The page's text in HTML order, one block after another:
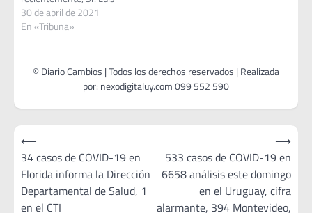
Monesco dirigente de Liga
de Dolores y ex Presidente
ex dirigente del Sector
Maldonado Interior.
ASUNTOS ENTRADOS Club
Maracaná de Liga de
Tarariras solicita…
30 de abril de 2021
En «Tribuna»
Navegación
de
entradas
⟵
34 casos de COVID-19 en
Florida informa la Dirección
Departamental de Salud, 1
en el CTI
533 casos de COVID-19 en
6658 análisis este domingo
en el Uruguay, cifra
alarmante, 394 Montevideo,
⟶